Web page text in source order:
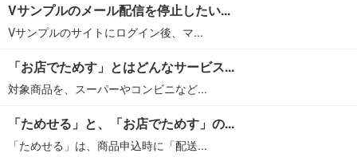
Vサンプルのメール配信を停止したい...
Vサンプルのサイトにログイン後、マ...
「お店でためす」とはどんなサービス...
対象商品を、スーパーやコンビニなど...
「ためせる」と、「お店でためす」の...
「ためせる」は、商品申込時に「配送...